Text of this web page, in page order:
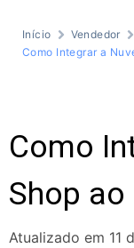
Início Vendedor
Como Integrar a
Como
Shop ao
Atualizado em 11